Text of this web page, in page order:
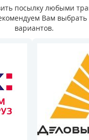
посылку любыми
Вам выбрать
вариантов.